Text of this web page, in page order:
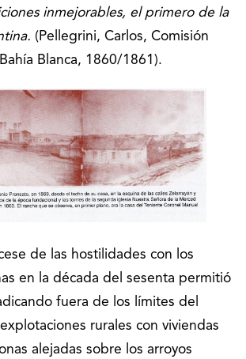
inmejorables, el primero de la
(Pellegrini, Carlos, Comisión
Blanca, 1860/1861).
de las hostilidades con los
en la década del sesenta permitió
fuera de los límites del
rurales con viviendas
alejadas sobre los arroyos